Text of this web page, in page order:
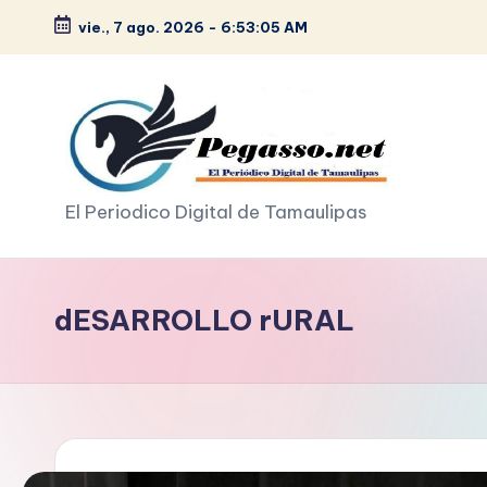
Saltar
contenido
vie., 7 ago. 2026 - 6:53:06 AM
p
e
g
s
o
El Periodico Digital de Tamaulipas
dESARROLLO rURAL